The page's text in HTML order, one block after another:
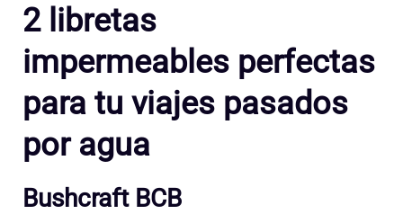
2 libretas
impermeables perfectas
para tu viajes pasados
por agua
Bushcraft BCB